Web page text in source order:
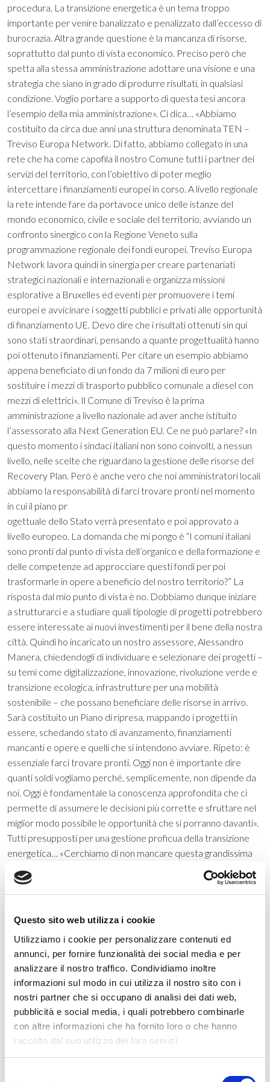
Questo sito web utilizza i cookie
Utilizziamo i cookie per personalizzare contenuti ed
annunci, per fornire funzionalità dei social media e per
analizzare il nostro traffico. Condividiamo inoltre
informazioni sul modo in cui utilizza il nostro sito con i
nostri partner che si occupano di analisi dei dati web,
pubblicità e social media, i quali potrebbero combinarle
con altre informazioni che ha fornito loro o che hanno
raccolto dal suo utilizzo dei loro servizi.
procedura. La transizione energetica è un tema troppo
importante per venire banalizzato e penalizzato dall’eccesso di
burocrazia. Altra grande questione è la mancanza di risorse,
soprattutto dal punto di vista economico. Preciso però che
spetta alla stessa amministrazione adottare una visione e una
strategia che siano in grado di produrre risultati, in qualsiasi
condizione. Voglio portare a supporto di questa tesi ancora
l’esempio della mia amministrazione». Ci dica… «Abbiamo
costituito da circa due anni una struttura denominata TEN –
Treviso Europa Network. Di fatto, abbiamo collegato in una
rete che ha come capofila il nostro Comune tutti i partner dei
servizi del territorio, con l’obiettivo di poter meglio
intercettare i finanziamenti europei in corso. A livello regionale
la rete intende fare da portavoce unico delle istanze del
mondo economico, civile e sociale del territorio, avviando un
confronto sinergico con la Regione Veneto sulla
programmazione regionale dei fondi europei. Treviso Europa
Network lavora quindi in sinergia per creare partenariati
strategici nazionali e internazionali e organizza missioni
esplorative a Bruxelles ed eventi per promuovere i temi
europei e avvicinare i soggetti pubblici e privati alle opportunità
di finanziamento UE. Devo dire che i risultati ottenuti sin qui
sono stati straordinari, pensando a quante progettualità hanno
poi ottenuto i finanziamenti. Per citare un esempio abbiamo
appena beneficiato di un fondo da 7 milioni di euro per
sostituire i mezzi di trasporto pubblico comunale a diesel con
mezzi di elettrici». Il Comune di Treviso è la prima
amministrazione a livello nazionale ad aver anche istituito
l’assessorato alla Next Generation EU. Ce ne può parlare? «In
questo momento i sindaci italiani non sono coinvolti, a nessun
livello, nelle scelte che riguardano la gestione delle risorse del
Recovery Plan. Però è anche vero che noi amministratori locali
abbiamo la responsabilità di farci trovare pronti nel momento
in cui il piano pr
ogettuale dello Stato verrà presentato e poi approvato a
livello europeo. La domanda che mi pongo è “I comuni italiani
sono pronti dal punto di vista dell’organico e della formazione e
delle competenze ad approcciare questi fondi per poi
trasformarle in opere a beneficio del nostro territorio?” La
risposta dal mio punto di vista è no. Dobbiamo dunque iniziare
a strutturarci e a studiare quali tipologie di progetti potrebbero
essere interessate ai nuovi investimenti per il bene della nostra
città. Quindi ho incaricato un nostro assessore, Alessandro
Manera, chiedendogli di individuare e selezionare dei progetti –
su temi come digitalizzazione, innovazione, rivoluzione verde e
transizione ecologica, infrastrutture per una mobilità
sostenibile – che possano beneficiare delle risorse in arrivo.
Sarà costituito un Piano di ripresa, mappando i progetti in
essere, schedando stato di avanzamento, finanziamenti
mancanti e opere e quelli che si intendono avviare. Ripeto: è
essenziale farci trovare pronti. Oggi non è importante dire
quanti soldi vogliamo perché, semplicemente, non dipende da
noi. Oggi è fondamentale la conoscenza approfondita che ci
permette di assumere le decisioni più corrette e sfruttare nel
miglior modo possibile le opportunità che si porranno davanti».
Tutti presupposti per una gestione proficua della transizione
energetica… «Cerchiamo di non mancare questa grandissima
opportunità. Va detto che Treviso, purtroppo, parte da una
posizione che è fortemente negativa. La nostra città, infatti,
risulta sempre tra le più inquinate d’Italia. L’amministrazione
rassegnarci. Vogliamo far di tutto per cambiare la situazione, e
non ci risparmiamo su nulla… ». Come immagina la città del
futuro, per concludere? «Diciamo che parlando di città del
futuro, troppe volte il termine smart city è rimasto solo un
marchio sulle carte intestate dei Comuni. Credo che da questo
punto di vista in Italia si sia perso tanto tempo rispetto ad
alcune realtà europee che stanno sviluppando, invece, esempi
città di 86mila abitanti come Treviso possa giocarsi le proprie